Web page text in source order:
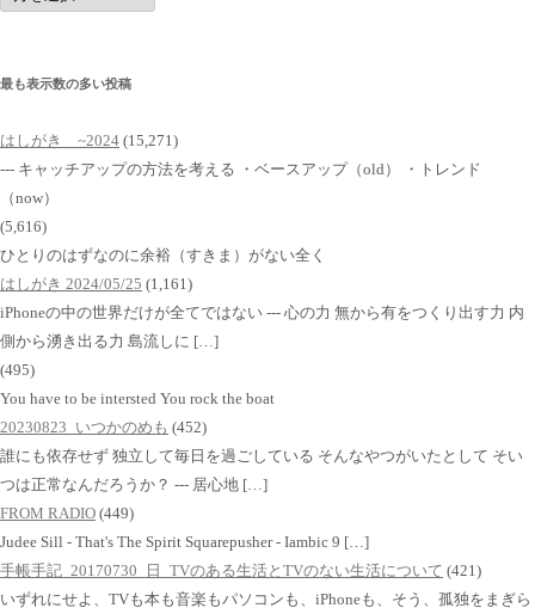
ブ
最も表示数の多い投稿
はしがき ~2024 (15,271)
--- キャッチアップの方法を考える ・ベースアップ（old） ・トレンド
（now）
(5,616)
ひとりのはずなのに余裕（すきま）がない全く
はしがき 2024/05/25 (1,161)
iPhoneの中の世界だけが全てではない --- 心の力 無から有をつくり出す力 内
側から湧き出る力 島流しに […]
(495)
You have to be intersted You rock the boat
20230823_いつかのめも (452)
誰にも依存せず 独立して毎日を過ごしている そんなやつがいたとして そい
つは正常なんだろうか？ --- 居心地 […]
FROM RADIO (449)
Judee Sill - That's The Spirit Squarepusher - Iambic 9 […]
手帳手記_20170730_日_TVのある生活とTVのない生活について (421)
いずれにせよ、TVも本も音楽もパソコンも、iPhoneも、そう、孤独をまぎら